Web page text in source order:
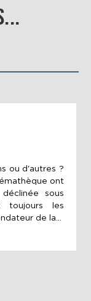
ou d'autres ?
ont
sous
toujours les
de la...